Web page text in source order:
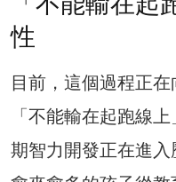
性
目前，這個過程正
「不能輸在起跑線
期智力開發正在進入